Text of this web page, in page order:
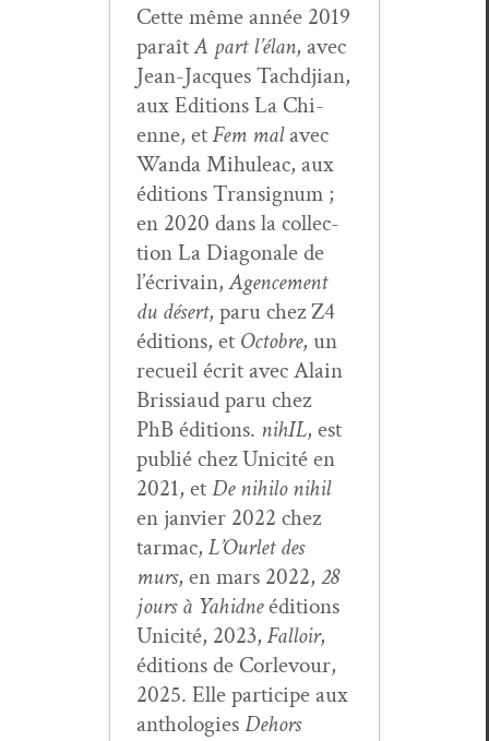
Cette même année 2019
paraîtA part l’élan, avec
Jean-Jacques Tachd­jian,
aux Edi­tions La Chi­
enne, etFem malavec
Wan­da Mihuleac, aux
édi­tions Tran­signum ;
en 2020 dans la col­lec­
tion La Diag­o­nale de
l’écrivain,Agence­ment
du désert, paru chez Z4
édi­tions, et Octo­bre, un
recueil écrit avec Alain
Bris­si­aud paru chez
PhB édi­tions. nihIL, est
pub­lié chez Unic­ité en
2021, etDe nihi­lo nihil
en jan­vi­er 2022 chez
tar­mac, L’Ourlet des
murs, en mars 2022, 28
jours à Yahidneédi­tions
Unic­ité, 2023, Fal­loir,
édi­tions de Cor­levour,
2025. Elle par­ticipe aux
antholo­giesDehors